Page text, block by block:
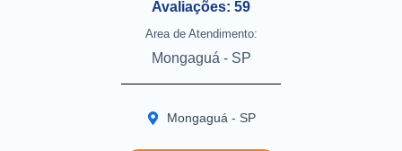
Avaliações: 59
Area de Atendimento:
Mongaguá - SP
Mongaguá - SP